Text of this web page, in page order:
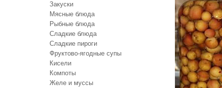
Закуски
Мясные блюда
Рыбные блюда
Сладкие блюда
Сладкие пироги
Фруктово-ягодные супы
Кисели
Компоты
Желе и муссы